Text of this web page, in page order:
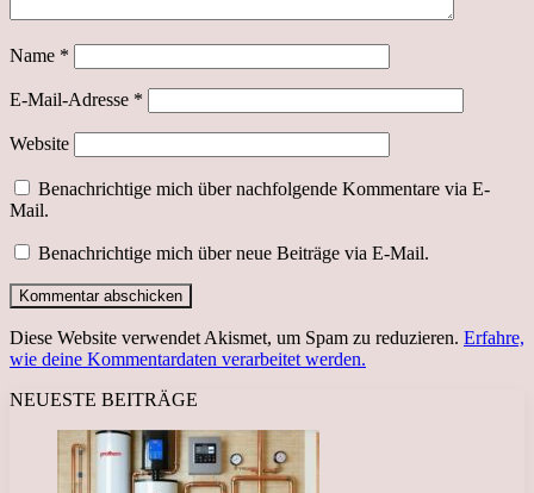
Name *
E-Mail-Adresse *
Website
Benachrichtige mich über nachfolgende Kommentare via E-
Mail.
Benachrichtige mich über neue Beiträge via E-Mail.
Diese Website verwendet Akismet, um Spam zu reduzieren. Erfahre,
wie deine Kommentardaten verarbeitet werden.
NEUESTE BEITRÄGE